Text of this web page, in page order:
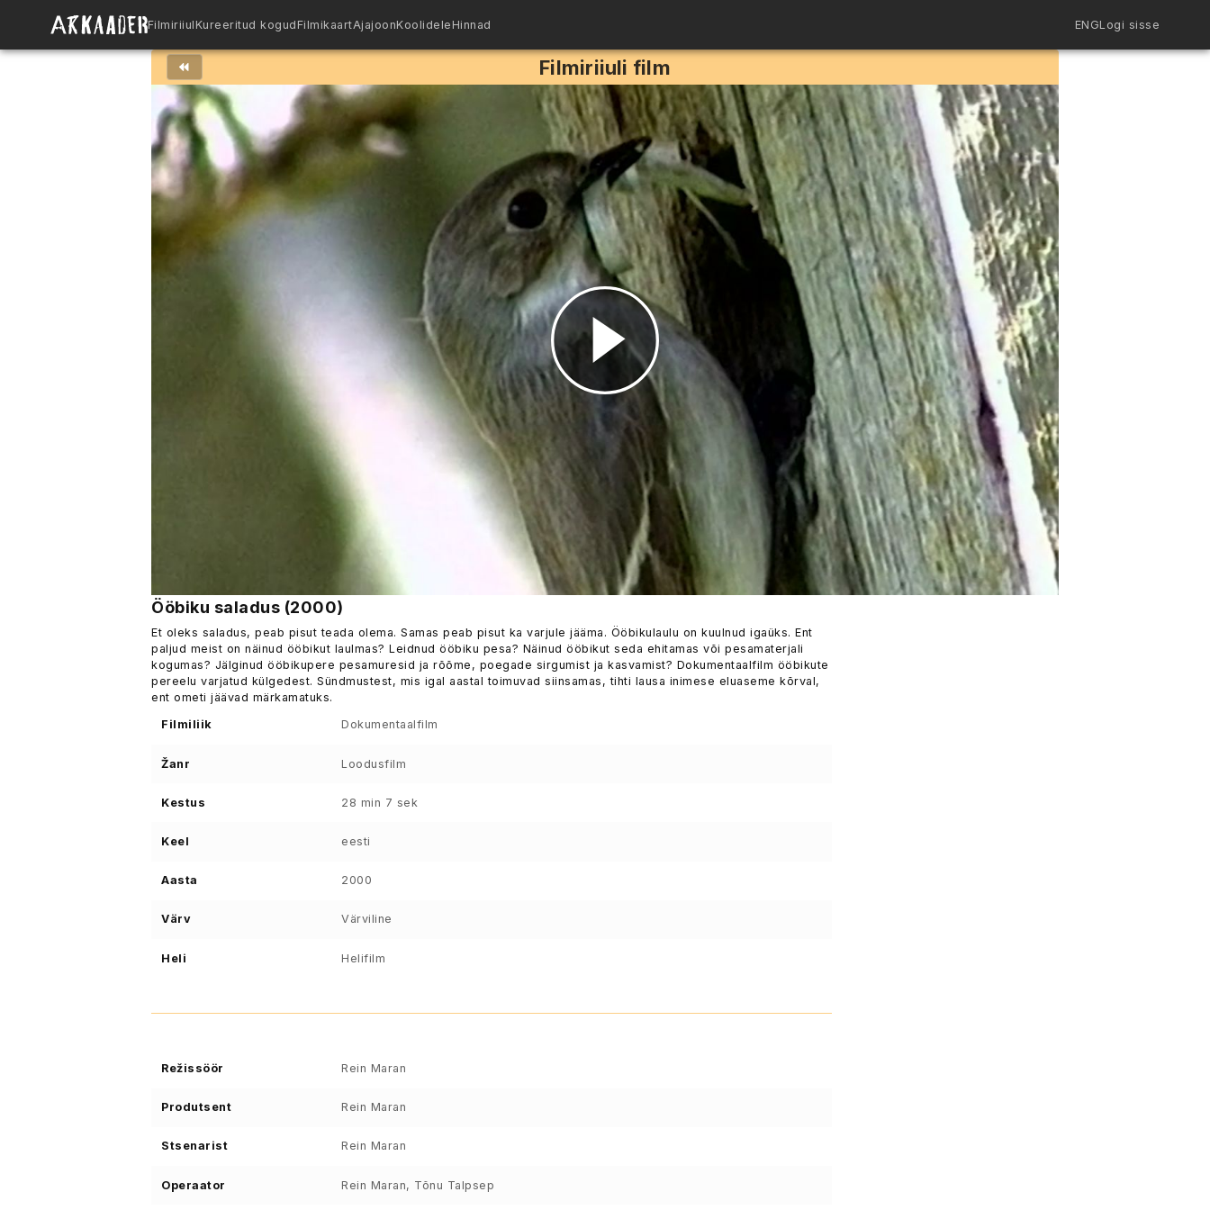
Filmiriiul Kureeritud kogud FilmikaartAjajoonKoolidele Hinnad ENGLogi sisse
Filmiriiuli film
Esita
video
Ööbiku saladus (2000)
Et oleks saladus, peab pisut teada olema. Samas peab pisut ka varjule jääma. Ööbikulaulu on kuulnud igaüks. Ent
paljud meist on näinud ööbikut laulmas? Leidnud ööbiku pesa? Näinud ööbikut seda ehitamas või pesamaterjali
kogumas? Jälginud ööbikupere pesamuresid ja rõõme, poegade sirgumist ja kasvamist? Dokumentaalfilm ööbikute
pereelu varjatud külgedest. Sündmustest, mis igal aastal toimuvad siinsamas, tihti lausa inimese eluaseme kõrval,
ent ometi jäävad märkamatuks.
Filmiliik Dokumentaalfilm
Žanr Loodusfilm
Kestus 28 min 7 sek
Keel eesti
Aasta 2000
Värv Värviline
Heli Helifilm
Režissöör Rein Maran
Produtsent Rein Maran
Stsenarist Rein Maran
Operaator Rein Maran, Tõnu Talpsep
Kureeritud kogud